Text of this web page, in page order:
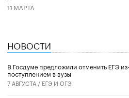
11 МАРТА
НОВОСТИ
В Госдуме предложили отменить ЕГЭ
поступлением в вузы
7 АВГУСТА / ЕГЭ И ОГЭ